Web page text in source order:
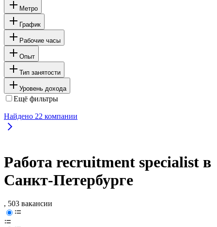
Метро
График
Рабочие часы
Опыт
Тип занятости
Уровень дохода
Ещё фильтры
Найдено 22 компании
Работа recruitment specialist в
Санкт-Петербурге
, 503 вакансии